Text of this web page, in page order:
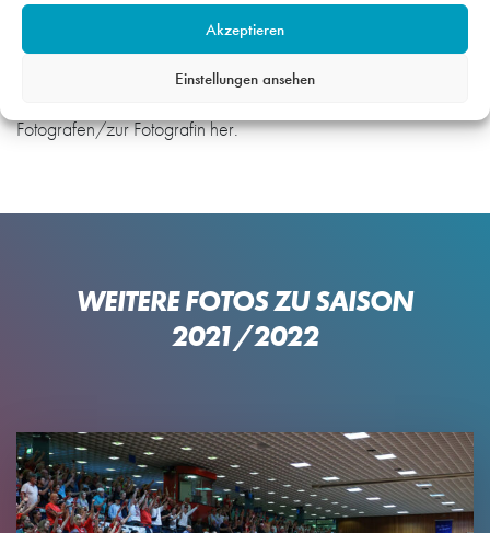
Akzeptieren
Einstellungen ansehen
geschützt und nicht zur honorarfreien Übernahme
freigegeben. Wenn Sie Interesse und Bedarf an Fotomaterial
haben, setzen Sie sich gerne mit uns in Verbindung. Wir
Fotografen/zur Fotografin her.
WEITERE FOTOS ZU SAISON
2021/2022